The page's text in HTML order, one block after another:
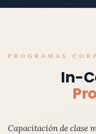
PROGRAMAS
In-
Capacitación de clase